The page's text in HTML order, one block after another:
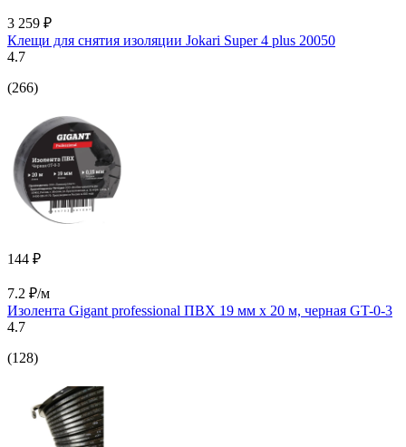
3 259 ₽
Клещи для снятия изоляции Jokari Super 4 plus 20050
4.7
(266)
144 ₽
7.2 ₽/м
Изолента Gigant professional ПВХ 19 мм х 20 м, черная GT-0-3
4.7
(128)